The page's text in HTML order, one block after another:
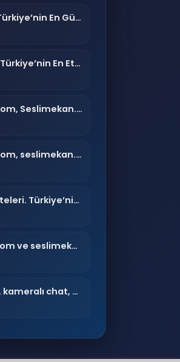
Seslivatan: Türkiye’nin En Güvenilir Sesli Sohbet ve Canlı Chat Platformu
SESLİVATAN: Türkiye’nin En Etkileyici Sesli Sohbet Deneyimi
Seslivatan.com, Seslimekan.com
Seslivatan.com, seslimekan.com ve seslivatan.net
Sesli Chat Siteleri. Türkiye’nin en kaliteli Sesli Chat Siteleri kullanıcılarına ücretsiz olarak sunar. seslivatan.com-seslimekan.com,
seslivatan.com ve seslimekan.com
sesli sohbet, kameralı chat, bedava sohbet siteleri, mobil chat platformu.